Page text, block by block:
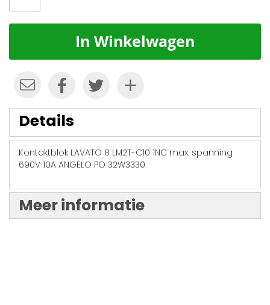
In Winkelwagen
Details
Kontaktblok LAVATO 8 LM2T-C10 1NC max. spanning
690V 10A ANGELO PO 32W3330
Meer informatie